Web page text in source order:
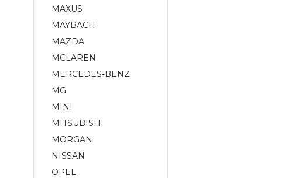
MAXUS
MAYBACH
MAZDA
MCLAREN
MERCEDES-BENZ
MG
MINI
MITSUBISHI
MORGAN
NISSAN
OPEL